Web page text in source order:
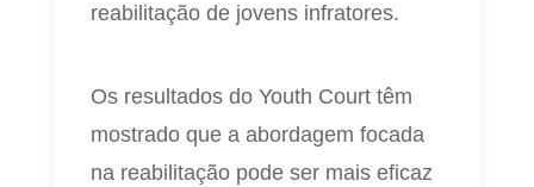
reabilitação de jovens infratores.
Os resultados do Youth Court têm
mostrado que a abordagem focada
na reabilitação pode ser mais eficaz